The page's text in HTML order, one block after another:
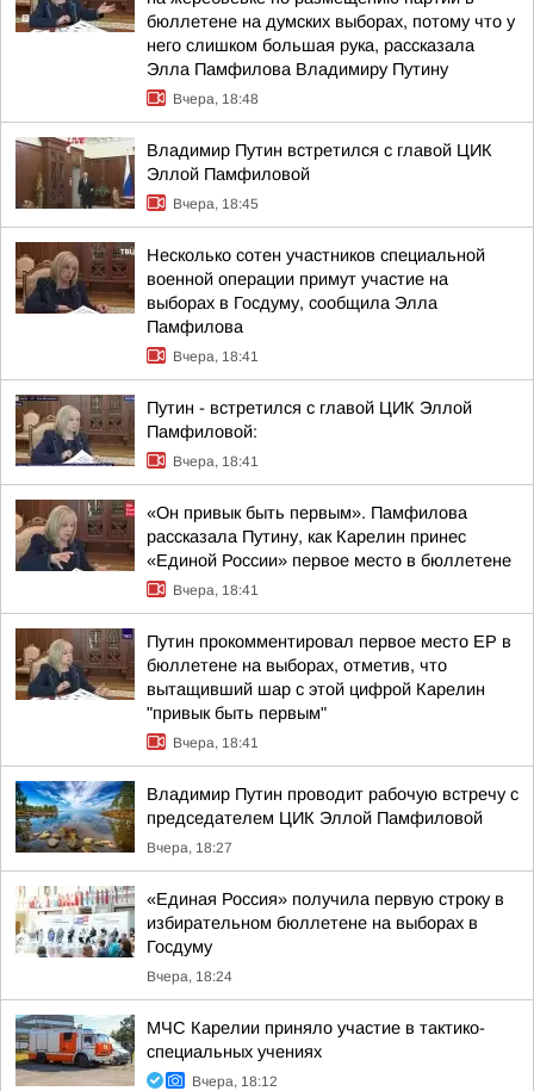
бюллетене на думских выборах, потому что у
него слишком большая рука, рассказала
Элла Памфилова Владимиру Путину
Вчера, 18:48
Владимир Путин встретился с главой ЦИК
Эллой Памфиловой
Вчера, 18:45
Несколько сотен участников специальной
военной операции примут участие на
выборах в Госдуму, сообщила Элла
Памфилова
Вчера, 18:41
Путин - встретился с главой ЦИК Эллой
Памфиловой:
Вчера, 18:41
«Он привык быть первым». Памфилова
рассказала Путину, как Карелин принес
«Единой России» первое место в бюллетене
Вчера, 18:41
Путин прокомментировал первое место ЕР в
бюллетене на выборах, отметив, что
вытащивший шар с этой цифрой Карелин
"привык быть первым"
Вчера, 18:41
Владимир Путин проводит рабочую встречу с
председателем ЦИК Эллой Памфиловой
Вчера, 18:27
«Единая Россия» получила первую строку в
избирательном бюллетене на выборах в
Госдуму
Вчера, 18:24
МЧС Карелии приняло участие в тактико-
специальных учениях
Вчера, 18:12